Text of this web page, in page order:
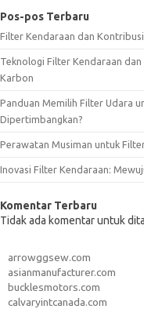
Pos-pos Terbaru
Filter Kendaraan dan
Teknologi Filter Kendaraan
Karbon
Panduan Memilih Filter Udara
Dipertimbangkan?
Perawatan Musiman untuk
Inovasi Filter Kendaraan:
Komentar Terbaru
Tidak ada komentar untuk
arrowggsew.com
asianmanufacturer.com
bucklesmotors.com
calvaryintcanada.com